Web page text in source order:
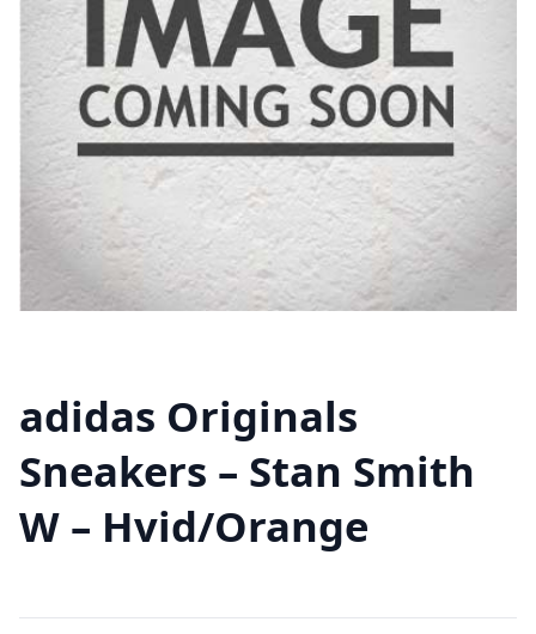
adidas Originals
Sneakers – Stan Smith
W – Hvid/Orange